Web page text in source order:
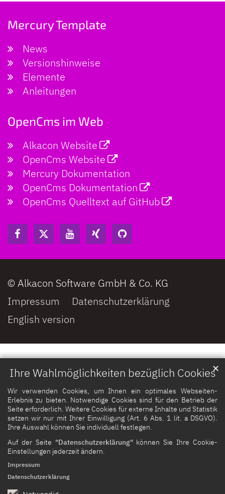
Ihre Wahlmöglichkeiten bezüglich Cookies
Wir verwenden Cookies, um Ihnen ein optimales Webseiten-
Erlebnis zu bieten. Notwendige Cookies sind für den Betrieb der
Seite erforderlich. Weitere Cookies für externe Inhalte und Statistik
setzen wir nur mit Ihrer Einwilligung (Art. 6 Abs. 1 lit. a DSGVO).
Ihre Auswahl können Sie individuell festlegen.
Auf der Seite "Datenschutzerklärung"können Sie Ihre Cookie-
Einstellungen jederzeit ändern.
✕
Impressum
Datenschutzerklärung
Mercury Template
News
Versionshinweise
Elemente
Anleitungen
OpenCms im Web
Alkacon Website
OpenCms Website
Mercury Dokumentation
OpenCms Dokumentation
OpenCms Quelltext auf GitHub
© Alkacon Software GmbH & Co. KG
Impressum
Datenschutzerklärung
English version